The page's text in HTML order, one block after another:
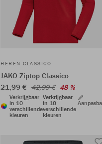
HEREN CLASSICO
JAKO Ziptop Classico
21,99 € 42,99 € 48 %
Verkrijgbaar
in 10
verschillende
kleuren
Verkrijgbaar
in 10
verschillende
kleuren